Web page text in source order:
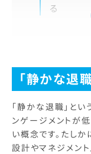
る
「静かな退
「静かな退職」と
ンゲージメントが
い概念です。たし
設計やマネジメン